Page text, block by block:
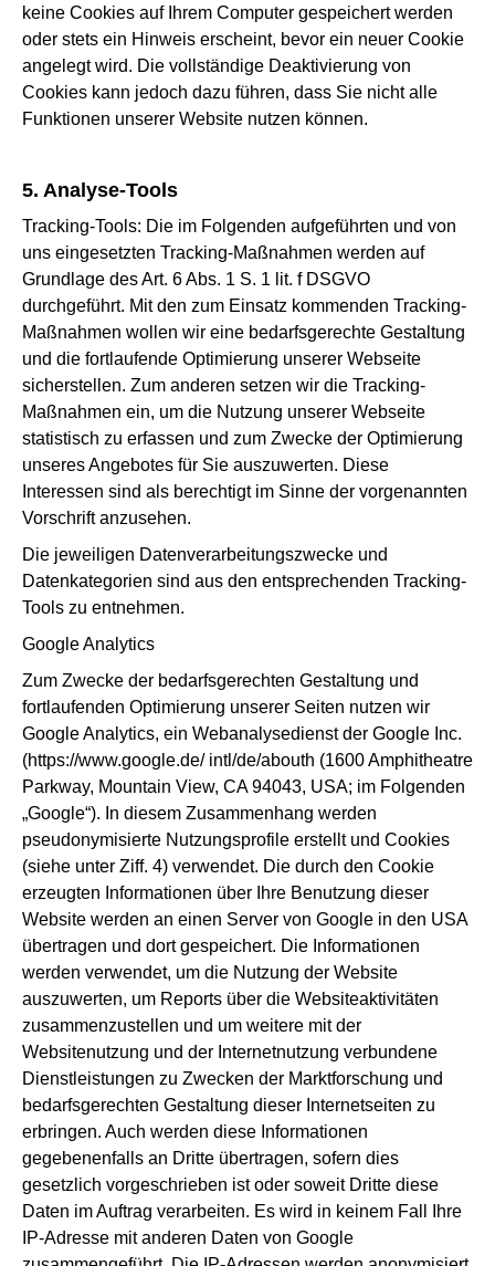
keine Cookies auf Ihrem Computer gespeichert werden
oder stets ein Hinweis erscheint, bevor ein neuer Cookie
angelegt wird. Die vollständige Deaktivierung von
Cookies kann jedoch dazu führen, dass Sie nicht alle
Funktionen unserer Website nutzen können.
5. Analyse-Tools
Tracking-Tools: Die im Folgenden aufgeführten und von
uns eingesetzten Tracking-Maßnahmen werden auf
Grundlage des Art. 6 Abs. 1 S. 1 lit. f DSGVO
durchgeführt. Mit den zum Einsatz kommenden Tracking-
Maßnahmen wollen wir eine bedarfsgerechte Gestaltung
und die fortlaufende Optimierung unserer Webseite
sicherstellen. Zum anderen setzen wir die Tracking-
Maßnahmen ein, um die Nutzung unserer Webseite
statistisch zu erfassen und zum Zwecke der Optimierung
unseres Angebotes für Sie auszuwerten. Diese
Interessen sind als berechtigt im Sinne der vorgenannten
Vorschrift anzusehen.
Die jeweiligen Datenverarbeitungszwecke und
Datenkategorien sind aus den entsprechenden Tracking-
Tools zu entnehmen.
Google Analytics
Zum Zwecke der bedarfsgerechten Gestaltung und
fortlaufenden Optimierung unserer Seiten nutzen wir
Google Analytics, ein Webanalysedienst der Google Inc.
(https://www.google.de/ intl/de/abouth (1600 Amphitheatre
Parkway, Mountain View, CA 94043, USA; im Folgenden
„Google“). In diesem Zusammenhang werden
pseudonymisierte Nutzungsprofile erstellt und Cookies
(siehe unter Ziff. 4) verwendet. Die durch den Cookie
erzeugten Informationen über Ihre Benutzung dieser
Website werden an einen Server von Google in den USA
übertragen und dort gespeichert. Die Informationen
werden verwendet, um die Nutzung der Website
auszuwerten, um Reports über die Websiteaktivitäten
zusammenzustellen und um weitere mit der
Websitenutzung und der Internetnutzung verbundene
Dienstleistungen zu Zwecken der Marktforschung und
bedarfsgerechten Gestaltung dieser Internetseiten zu
erbringen. Auch werden diese Informationen
gegebenenfalls an Dritte übertragen, sofern dies
gesetzlich vorgeschrieben ist oder soweit Dritte diese
Daten im Auftrag verarbeiten. Es wird in keinem Fall Ihre
IP-Adresse mit anderen Daten von Google